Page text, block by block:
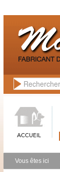
ACCUEIL
Vous êtes ici